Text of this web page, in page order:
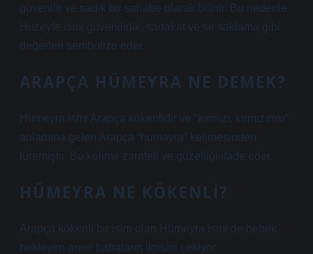
güvenilir ve sadık bir sahabe olarak bilinir. Bu nedenle
Huzeyfe ismi güvenilirlik, sadakat ve sır saklama gibi
değerleri sembolize eder.
ARAPÇA HÜMEYRA NE DEMEK?
Humeyra ismi Arapça kökenlidir ve “kırmızı, kırmızımsı”
anlamına gelen Arapça “humayra” kelimesinden
türemiştir. Bu kelime zarafeti ve güzelliği ifade eder.
HÜMEYRA NE KÖKENLI?
Arapça kökenli bir isim olan Hümeyra ismi de bebek
bekleyen anne babaların ilgisini çekiyor.